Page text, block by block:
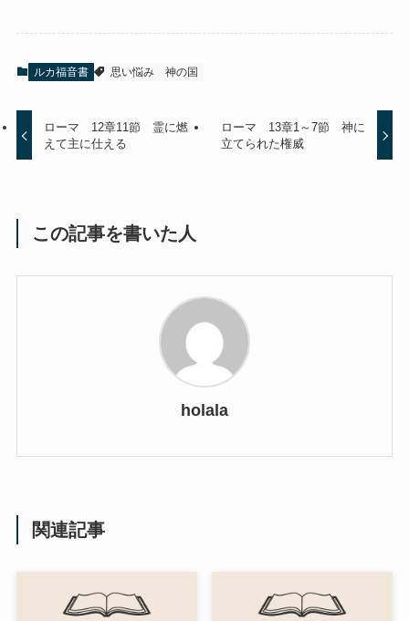
ルカ福音書 思い悩み 神の国
ローマ 12章11節 霊に燃
えて主に仕える
ローマ 13章1～7節 神に
立てられた権威
この記事を書いた人
holala
関連記事